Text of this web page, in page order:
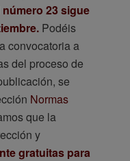
23 sigue
Podéis
convocatoria a
del proceso de
se
Normas
que la
y
gratuitas para